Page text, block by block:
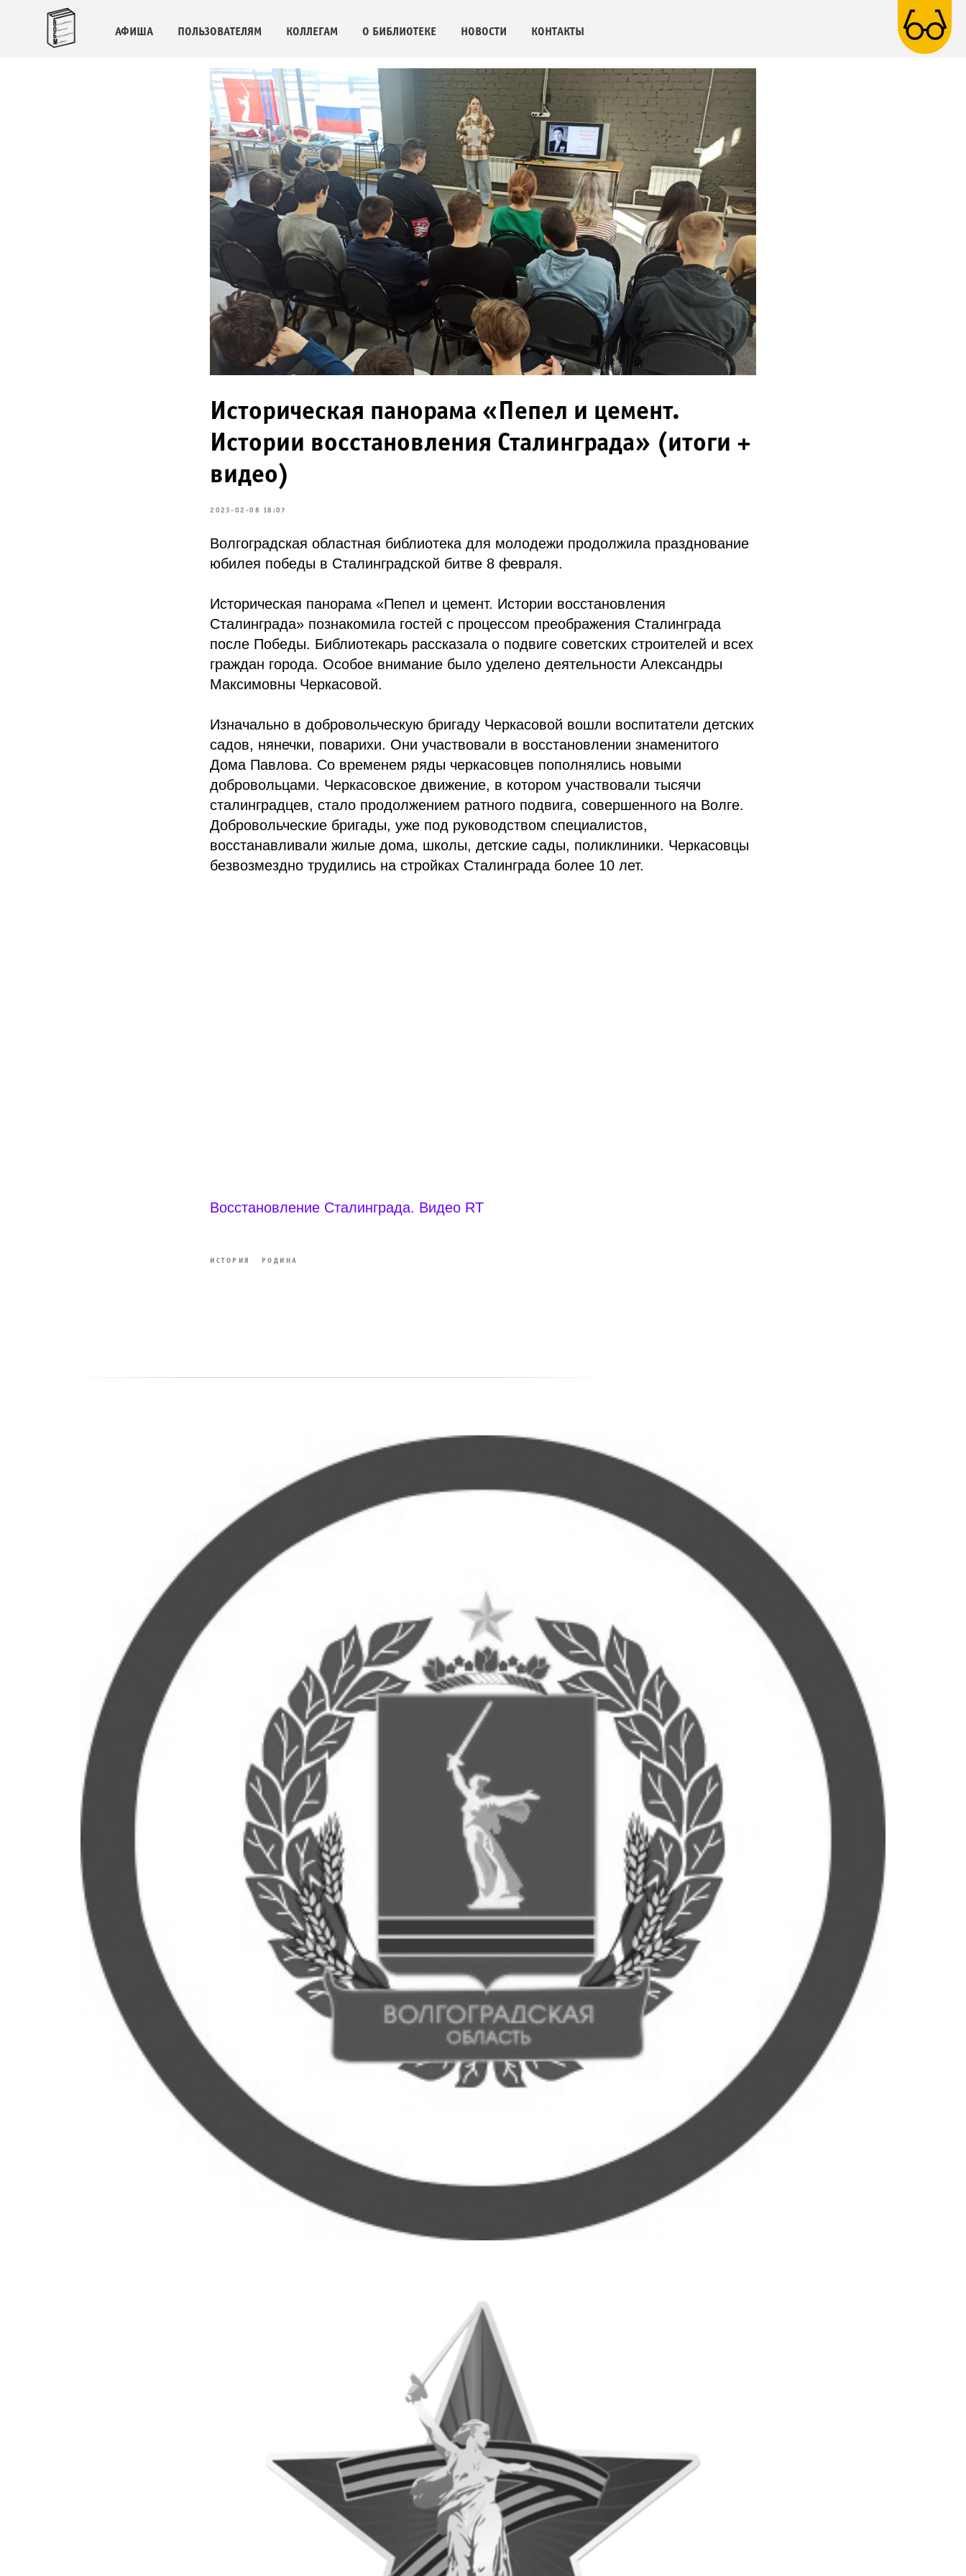
АФИША ПОЛЬЗОВАТЕЛЯМ КОЛЛЕГАМ О БИБЛИОТЕКЕ НОВОСТИ КОНТАКТЫ
Историческая панорама «Пепел и цемент.
Истории восстановления Сталинграда» (итоги +
видео)
2023-02-08 18:07
Волгоградская областная библиотека для молодежи продолжила празднование
юбилея победы в Сталинградской битве 8 февраля.
Историческая панорама «Пепел и цемент. Истории восстановления
Сталинграда» познакомила гостей с процессом преображения Сталинграда
после Победы. Библиотекарь рассказала о подвиге советских строителей и всех
граждан города. Особое внимание было уделено деятельности Александры
Максимовны Черкасовой.
Изначально в добровольческую бригаду Черкасовой вошли воспитатели детских
садов, нянечки, поварихи. Они участвовали в восстановлении знаменитого
Дома Павлова. Со временем ряды черкасовцев пополнялись новыми
добровольцами. Черкасовское движение, в котором участвовали тысячи
сталинградцев, стало продолжением ратного подвига, совершенного на Волге.
Добровольческие бригады, уже под руководством специалистов,
восстанавливали жилые дома, школы, детские сады, поликлиники. Черкасовцы
безвозмездно трудились на стройках Сталинграда более 10 лет.
Восстановление Сталинграда. Видео RT
ИСТОРИЯ РОДИНА